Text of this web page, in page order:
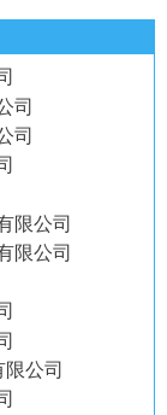
保留文档格式、
？
方法
毁工具
司
司
限公司
限公司
公司